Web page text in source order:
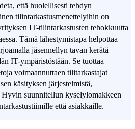
että huolellisesti tehdyn
tilintarkastusmenettelyihin on
IT-tilintarkastusten tehokkuutta
Tämä lähestymistapa helpottaa
jäsennellyn tavan kerätä
IT-ympäristöstään. Se tuottaa
voimaannuttaen tilitarkastajat
käsityksen järjestelmistä,
Hyvin suunnitellun kyselylomakkeen
että asiakkaille.